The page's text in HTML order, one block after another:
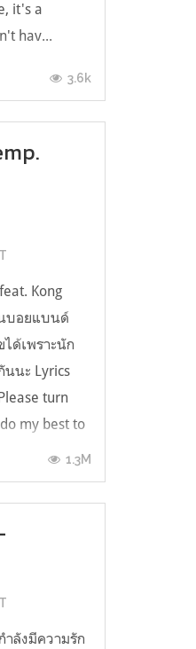
it's a
hav...
3.6k
Kong
บอยแบนด์
ด้เพราะนัก
นนะ Lyrics
turn
my best to
1.3M
ำลังมีความรัก